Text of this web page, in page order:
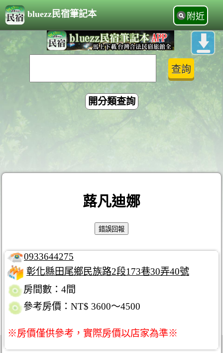
bluezz民宿筆記本 附近
開分類查詢
蕗凡迪娜
0933644275
彰化縣田尾鄉民族路2段173巷30弄40號
房間數：4間
參考房價：NT$ 3600～4500
※房價僅供參考，實際房價以店家為準※